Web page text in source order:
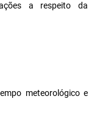
a respeito da
meteorológico e